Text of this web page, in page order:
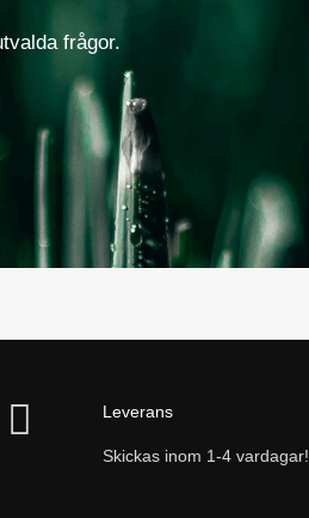
frågor.
Leverans
Skickas inom 1-4 vardagar!